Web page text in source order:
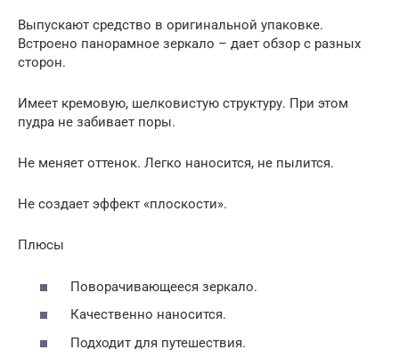
Выпускают средство в оригинальной упаковке.
Встроено панорамное зеркало – дает обзор с разных
сторон.
Имеет кремовую, шелковистую структуру. При этом
пудра не забивает поры.
Не меняет оттенок. Легко наносится, не пылится.
Не создает эффект «плоскости».
Плюсы
Поворачивающееся зеркало.
Качественно наносится.
Подходит для путешествия.